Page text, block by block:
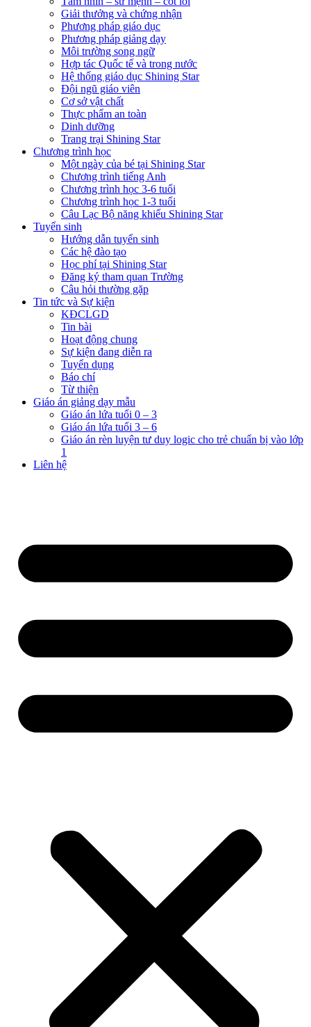
Giải thưởng và chứng nhận
Phương pháp giáo dục
Phương pháp giảng dạy
Môi trường song ngữ
Hợp tác Quốc tế và trong nước
Hệ thống giáo dục Shining Star
Đội ngũ giáo viên
Cơ sở vật chất
Thực phẩm an toàn
Dinh dưỡng
Trang trại Shining Star
Chương trình học
Một ngày của bé tại Shining Star
Chương trình tiếng Anh
Chương trình học 3-6 tuổi
Chương trình học 1-3 tuổi
Câu Lạc Bộ năng khiếu Shining Star
Tuyển sinh
Hướng dẫn tuyển sinh
Các hệ đào tạo
Học phí tại Shining Star
Đăng ký tham quan Trường
Câu hỏi thường gặp
Tin tức và Sự kiện
KĐCLGD
Tin bài
Hoạt động chung
Sự kiện đang diễn ra
Tuyển dụng
Báo chí
Từ thiện
Giáo án giảng dạy mẫu
Giáo án lứa tuổi 0 – 3
Giáo án lứa tuổi 3 – 6
Giáo án rèn luyện tư duy logic cho trẻ chuẩn bị vào lớp
1
Liên hệ